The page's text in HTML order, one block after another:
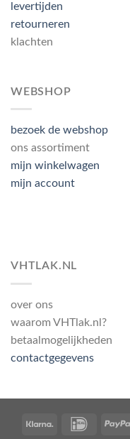
levertijden
retourneren
klachten
WEBSHOP
bezoek de webshop
ons assortiment
mijn winkelwagen
mijn account
VHTLAK.NL
over ons
waarom VHTlak.nl?
betaalmogelijkheden
contactgegevens